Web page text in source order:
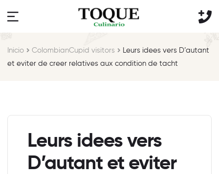
Inicio ColombianCupid visitors
Leurs idees vers D’autant
et eviter de creer relatives aux condition de tacht
Leurs idees vers
D’autant et eviter